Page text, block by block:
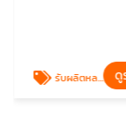
รับผลิตหลอด PE